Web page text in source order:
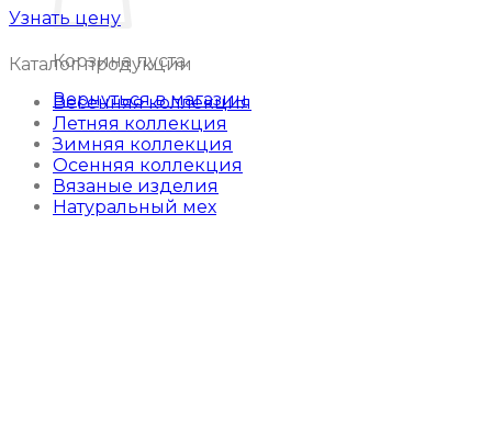
Корзина пуста.
Вернуться в магазин
Узнать цену
Каталог продукции
Весенняя коллекция
Летняя коллекция
Зимняя коллекция
Осенняя коллекция
Вязаные изделия
Натуральный мех